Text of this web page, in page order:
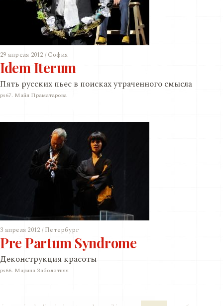
29 апреля 2012 / София
Idem Iterum
Пять русских пьес в поисках утраченного смыслa
ps67. Майя Праматарова
3 апреля 2012 / Петербург
Pre Partum Syndrome
Деконструкция красоты
ps66. Марина Заболотняя